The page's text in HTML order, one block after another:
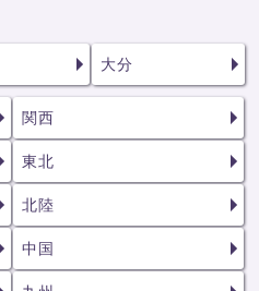
大分
関西
東北
北陸
中国